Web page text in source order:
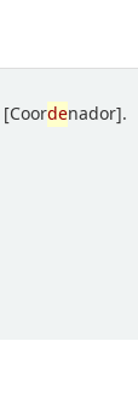
[Coordenador].